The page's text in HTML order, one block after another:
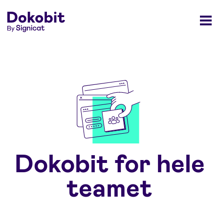
Dokobit for hele
teamet